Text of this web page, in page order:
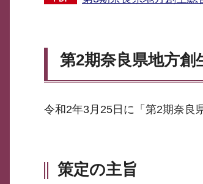
第2期奈良県地方創
令和2年3月25日に「第2期奈良
策定の主旨